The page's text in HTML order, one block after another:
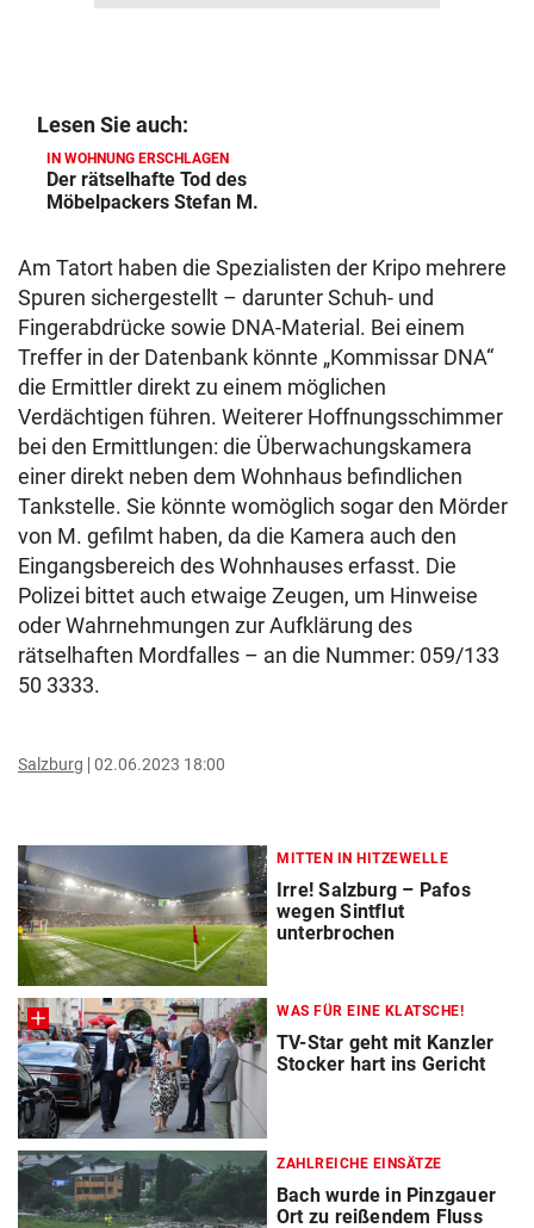
Lesen Sie auch:
IN WOHNUNG ERSCHLAGEN
Der rätselhafte Tod des
Möbelpackers Stefan M.
Am Tatort haben die Spezialisten der Kripo mehrere
Spuren sichergestellt – darunter Schuh- und
Fingerabdrücke sowie DNA-Material. Bei einem
Treffer in der Datenbank könnte „Kommissar DNA“
die Ermittler direkt zu einem möglichen
Verdächtigen führen. Weiterer Hoffnungsschimmer
bei den Ermittlungen: die Überwachungskamera
einer direkt neben dem Wohnhaus befindlichen
Tankstelle. Sie könnte womöglich sogar den Mörder
von M. gefilmt haben, da die Kamera auch den
Eingangsbereich des Wohnhauses erfasst. Die
Polizei bittet auch etwaige Zeugen, um Hinweise
oder Wahrnehmungen zur Aufklärung des
rätselhaften Mordfalles – an die Nummer: 059/133
50 3333.
Salzburg 02.06.2023 18:00
MITTEN IN HITZEWELLE
Irre! Salzburg – Pafos
wegen Sintflut
unterbrochen
WAS FÜR EINE KLATSCHE!
TV-Star geht mit Kanzler
Stocker hart ins Gericht
ZAHLREICHE EINSÄTZE
Bach wurde in Pinzgauer
Ort zu reißendem Fluss